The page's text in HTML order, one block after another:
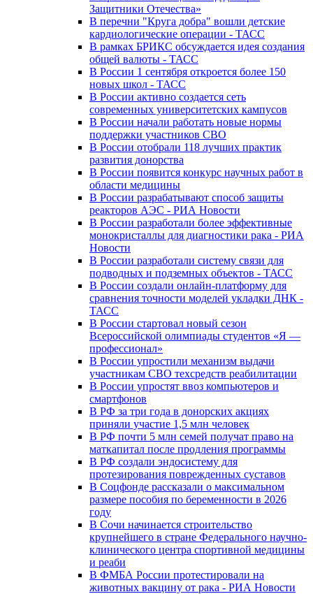
Защитники Отечества»
В перечни "Круга добра" вошли детские
кардиологические операции - ТАСС
В рамках БРИКС обсуждается идея создания
общей валюты - ТАСС
В России 1 сентября откроется более 150
новых школ - ТАСС
В России активно создается сеть
современных университетских кампусов
В России начали работать новые нормы
поддержки участников СВО
В России отобрали 118 лучших практик
развития донорства
В России появится конкурс научных работ в
области медицины
В России разрабатывают способ защиты
реакторов АЭС - РИА Новости
В России разработали более эффективные
монокристаллы для диагностики рака - РИА
Новости
В России разработали систему связи для
подводных и подземных объектов - ТАСС
В России создали онлайн-платформу для
сравнения точности моделей укладки ДНК -
ТАСС
В России стартовал новый сезон
Всероссийской олимпиады студентов «Я —
профессионал»
В России упростили механизм выдачи
участникам СВО техсредств реабилитации
В России упростят ввоз компьютеров и
смартфонов
В РФ за три года в донорских акциях
приняли участие 1,5 млн человек
В РФ почти 5 млн семей получат право на
маткапитал после продления программы
В РФ создали эндосистему для
протезирования поврежденных суставов
В Соцфонде рассказали о максимальном
размере пособия по беременности в 2026
году
В Сочи начинается строительство
крупнейшего в стране Федерального научно-
клинического центра спортивной медицины
и реаби
В ФМБА России протестировали на
животных вакцину от рака - РИА Новости